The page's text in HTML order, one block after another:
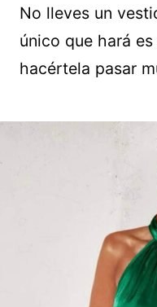
No lleves un
único que hará
hacértela pasar